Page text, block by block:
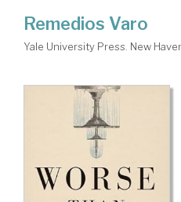
Remedios Varo
Yale University Press. New